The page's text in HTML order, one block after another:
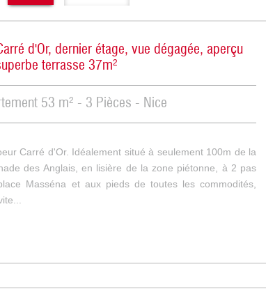
d'Or, dernier étage, vue dégagée, aperçu
terrasse 37m²
53 m² - 3 Pièces - Nice
Carré d'Or. Idéalement situé à seulement 100m de la
des Anglais, en lisière de la zone piétonne, à 2 pas
Masséna et aux pieds de toutes les commodités,